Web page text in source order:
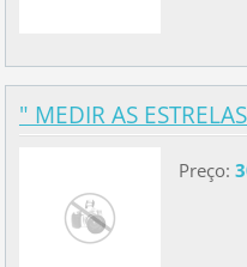
" MEDIR AS
Preço: